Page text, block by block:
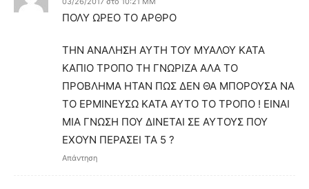
ΠΟΛΥ ΩΡΕΟ ΤΟ ΑΡΘΡΟ
ΤΗΝ ΑΝΑΛΗΣΗ ΑΥΤΗ ΤΟΥ ΜΥΑΛΟΥ ΚΑΤΑ
ΚΑΠΙΟ ΤΡΟΠΟ ΤΗ ΓΝΩΡΙΖΑ ΑΛΑ ΤΟ
ΠΡΟΒΛΗΜΑ ΗΤΑΝ ΠΩΣ ΔΕΝ ΘΑ ΜΠΟΡΟΥΣΑ ΝΑ
ΤΟ ΕΡΜΙΝΕΥΣΩ ΚΑΤΑ ΑΥΤΟ ΤΟ ΤΡΟΠΟ ! ΕΙΝΑΙ
ΜΙΑ ΓΝΩΣΗ ΠΟΥ ΔΙΝΕΤΑΙ ΣΕ ΑΥΤΟΥΣ ΠΟΥ
ΕΧΟΥΝ ΠΕΡΑΣΕΙ ΤΑ 5 ?
Απάντηση